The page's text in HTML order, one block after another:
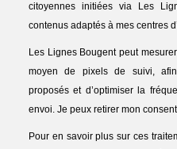
citoyennes initiées via Les
contenus adaptés à mes centres
Les Lignes Bougent peut
moyen de pixels de suivi,
proposés et d’optimiser la
envoi. Je peux retirer mon
Pour en savoir plus sur ces